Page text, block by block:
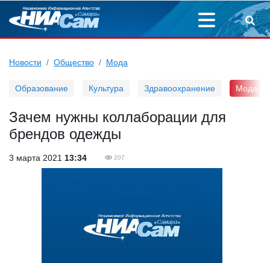
Новости Общество Мода
Образование Культура Здравоохранение Мода
Зачем нужны коллаборации для
брендов одежды
3 марта 2021 13:34 207